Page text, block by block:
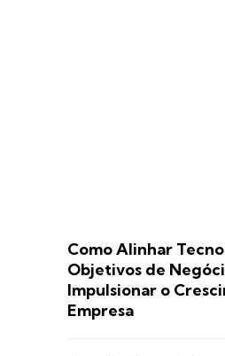
Como Alinhar
Objetivos de
Impulsionar o
Empresa